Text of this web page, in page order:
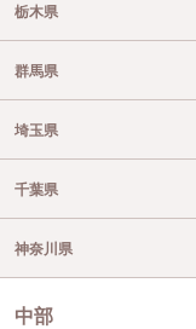
栃木県
群馬県
埼玉県
千葉県
神奈川県
中部